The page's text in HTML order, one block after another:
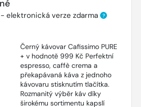
elektronická verze zdarma ?
Černý kávovar Cafissimo PURE
+ v hodnotě 999 Kč Perfektní
espresso, caffè crema a
překapávaná káva z jednoho
kávovaru stisknutím tlačítka.
Rozmanitý výběr káv díky
širokému sortimentu kapslí